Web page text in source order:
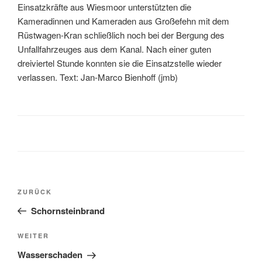
Einsatzkräfte aus Wiesmoor unterstützten die
Kameradinnen und Kameraden aus Großefehn mit dem
Rüstwagen-Kran schließlich noch bei der Bergung des
Unfallfahrzeuges aus dem Kanal. Nach einer guten
dreiviertel Stunde konnten sie die Einsatzstelle wieder
verlassen. Text: Jan-Marco Bienhoff (jmb)
ZURÜCK
Schornsteinbrand
WEITER
Wasserschaden